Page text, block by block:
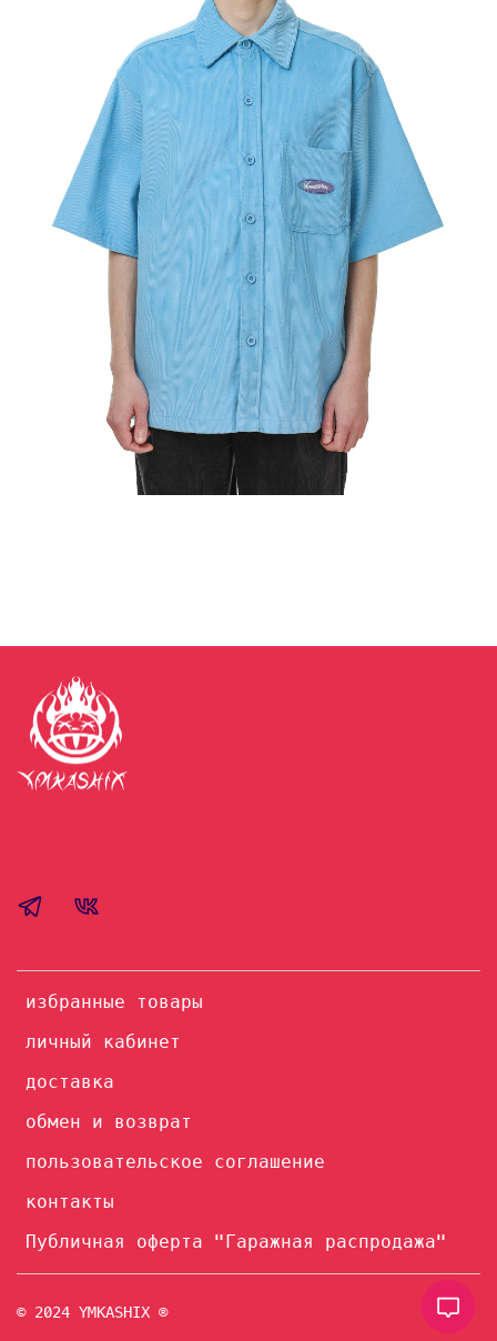
избранные товары
личный кабинет
доставка
обмен и возврат
пользовательское соглашение
контакты
Публичная оферта "Гаражная распродажа"
© 2024 YMKASHIX ®